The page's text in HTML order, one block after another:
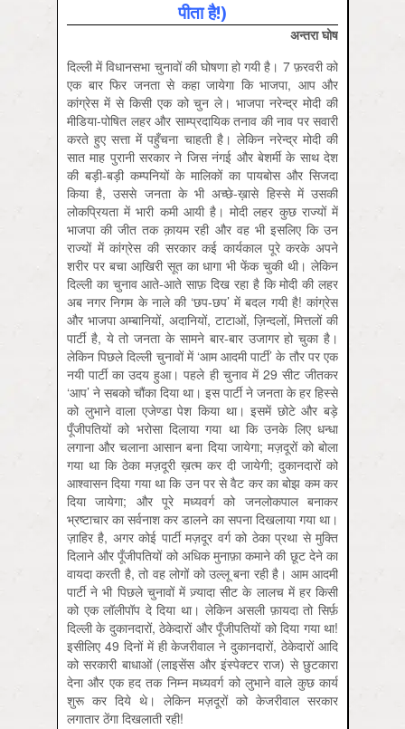
पीता है!)
अन्तरा घोष
दिल्ली में विधानसभा चुनावों की घोषणा हो गयी है। 7 फ़रवरी को
एक बार फिर जनता से कहा जायेगा कि भाजपा, आप और
कांग्रेस में से किसी एक को चुन ले। भाजपा नरेन्द्र मोदी की
मीडिया-पोषित लहर और साम्प्रदायिक तनाव की नाव पर सवारी
करते हुए सत्ता में पहुँचना चाहती है। लेकिन नरेन्द्र मोदी की
सात माह पुरानी सरकार ने जिस नंगई और बेशर्मी के साथ देश
की बड़ी-बड़ी कम्पनियों के मालिकों का पायबोस और सिजदा
किया है, उससे जनता के भी अच्छे-ख़ासे हिस्से में उसकी
लोकप्रियता में भारी कमी आयी है। मोदी लहर कुछ राज्यों में
भाजपा की जीत तक क़ायम रही और वह भी इसलिए कि उन
राज्यों में कांग्रेस की सरकार कई कार्यकाल पूरे करके अपने
शरीर पर बचा आखि़री सूत का धागा भी फेंक चुकी थी। लेकिन
दिल्ली का चुनाव आते-आते साफ़ दिख रहा है कि मोदी की लहर
अब नगर निगम के नाले की ‘छप-छप’ में बदल गयी है! कांग्रेस
और भाजपा अम्बानियों, अदानियों, टाटाओं, ज़िन्दलों, मित्तलों की
पार्टी है, ये तो जनता के सामने बार-बार उजागर हो चुका है।
लेकिन पिछले दिल्ली चुनावों में ‘आम आदमी पार्टी’ के तौर पर एक
नयी पार्टी का उदय हुआ। पहले ही चुनाव में 29 सीट जीतकर
‘आप’ ने सबको चौंका दिया था। इस पार्टी ने जनता के हर हिस्से
को लुभाने वाला एजेण्डा पेश किया था। इसमें छोटे और बड़े
पूँजीपतियों को भरोसा दिलाया गया था कि उनके लिए धन्धा
लगाना और चलाना आसान बना दिया जायेगा; मज़दूरों को बोला
गया था कि ठेका मज़दूरी ख़त्म कर दी जायेगी; दुकानदारों को
आश्वासन दिया गया था कि उन पर से वैट कर का बोझ कम कर
दिया जायेगा; और पूरे मध्यवर्ग को जनलोकपाल बनाकर
भ्रष्टाचार का सर्वनाश कर डालने का सपना दिखलाया गया था।
ज़ाहिर है, अगर कोई पार्टी मज़दूर वर्ग को ठेका प्रथा से मुक्ति
दिलाने और पूँजीपतियों को अधिक मुनाफ़ा कमाने की छूट देने का
वायदा करती है, तो वह लोगों को उल्लू बना रही है। आम आदमी
पार्टी ने भी पिछले चुनावों में ज़्यादा सीट के लालच में हर किसी
को एक लॉलीपॉप दे दिया था। लेकिन असली फ़ायदा तो सिर्फ़
दिल्ली के दुकानदारों, ठेकेदारों और पूँजीपतियों को दिया गया था!
इसीलिए 49 दिनों में ही केजरीवाल ने दुकानदारों, ठेकेदारों आदि
को सरकारी बाधाओं (लाइसेंस और इंस्पेक्टर राज) से छुटकारा
देना और एक हद तक निम्न मध्यवर्ग को लुभाने वाले कुछ कार्य
शुरू कर दिये थे। लेकिन मज़दूरों को केजरीवाल सरकार
लगातार ठेंगा दिखलाती रही!